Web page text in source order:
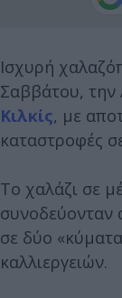
Ισχυρή
Σαββάτου, την
Κιλκίς, με
καταστροφές
Το χαλάζι σε
συνοδεύονταν
σε δύο
καλλιεργειών.